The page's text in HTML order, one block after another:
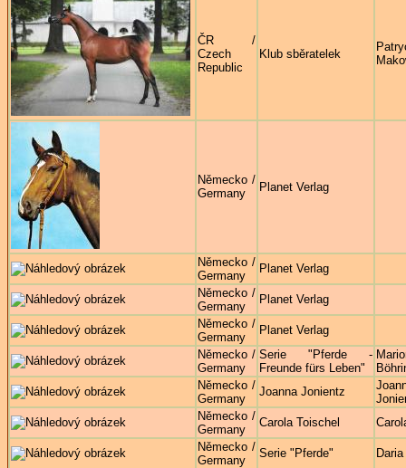
ČR /
Czech
Republic
Klub sběratelek
Německo /
Germany
Planet Verlag
Německo /
Germany
Planet Verlag
Německo /
Germany
Planet Verlag
Německo /
Germany
Planet Verlag
Německo /
Germany
Serie "Pferde -
Freunde fürs Leben"
Německo /
Germany
Joanna Jonientz
Německo /
Germany
Carola Toischel
Německo /
Germany
Serie "Pferde"